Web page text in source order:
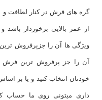
گره های فرش در کنار
از عمر بالایی برخوردار
ویژگی ها آن را جزپرفروش
آن را جز پرفروش ترین فرش
خودتان انتخاب کنید و یا بر
داری میتونی روی ما حساب